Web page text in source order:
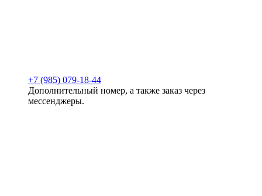
+7 (985) 079-18-44
Дополнительный номер, а также заказ через
мессенджеры.